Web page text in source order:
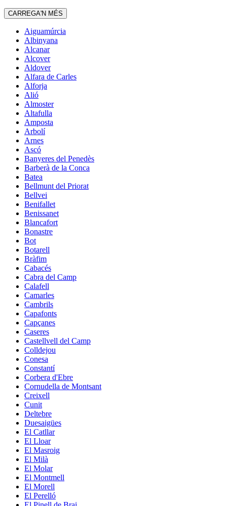
CARREGA'N MÉS
Aiguamúrcia
Albinyana
Alcanar
Alcover
Aldover
Alfara de Carles
Alforja
Alió
Almoster
Altafulla
Amposta
Arbolí
Arnes
Ascó
Banyeres del Penedès
Barberà de la Conca
Batea
Bellmunt del Priorat
Bellvei
Benifallet
Benissanet
Blancafort
Bonastre
Bot
Botarell
Bràfim
Cabacés
Cabra del Camp
Calafell
Camarles
Cambrils
Capafonts
Capçanes
Caseres
Castellvell del Camp
Colldejou
Conesa
Constantí
Corbera d'Ebre
Cornudella de Montsant
Creixell
Cunit
Deltebre
Duesaigües
El Catllar
El Lloar
El Masroig
El Milà
El Molar
El Montmell
El Morell
El Perelló